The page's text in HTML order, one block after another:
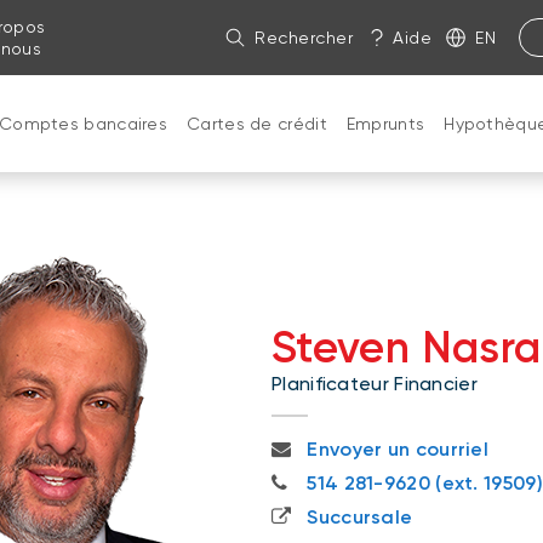
Rechercher Aide EN
Comptes bancaires Cartes de crédit Emprunts
Steven Nasra
Planificateur Financier
steven.nasra@bnc.ca
Envoyer un courriel
514 281-9620
514 281-9620 (ext. 19509)
Succursale